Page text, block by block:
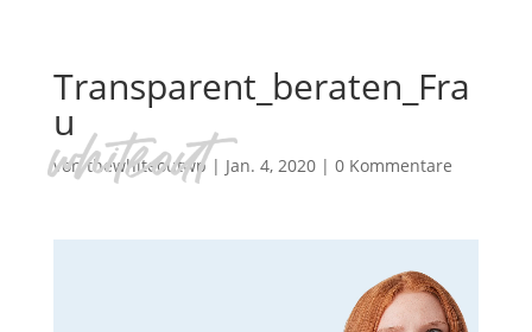
Transparent_beraten_Fra
u
vonthewhiteoutwp| Jan. 4, 2020| 0 Kommentare